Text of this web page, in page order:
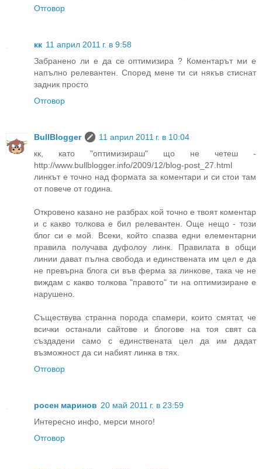
Отговор
кк 11 април 2011 г. в 9:58
Забранено ли е да се оптимизира ? Коментарът ми е
напълно релевантен. Според мене ти си някъв стиснат
задник просто
Отговор
BullBlogger
11 април 2011 г. в 10:04
кк, като "оптимизираш" що не четеш -
http://www.bullblogger.info/2009/12/blog-post_27.html
линкът е точно над формата за коментари и си стои там
от повече от година.
Откровено казано не разбрах кой точно е твоят коментар
и с какво толкова е бил релевантен. Още нещо - този
блог си е мой. Всеки, който спазва едни елементарни
правила получава дуфолоу линк. Правилата в общи
линии дават пълна свобода и единствената им цел е да
не превърна блога си във ферма за линкове, така че не
виждам с какво толкова "правото" ти на оптимизиране е
нарушено.
Съществува странна порода спамери, които смятат, че
всички останали сайтове и блогове на тоя свят са
създадени само с единствената цел да им дадат
възможност да си набият линка в тях.
Отговор
росен маринов 20 май 2011 г. в 23:59
Интересно инфо, мерси много!
Отговор